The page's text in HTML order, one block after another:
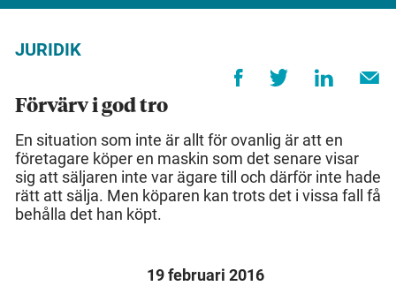
JURIDIK
Förvärv i god tro
En situation som inte är allt för ovanlig är att en
företagare köper en maskin som det senare visar
sig att säljaren inte var ägare till och därför inte hade
rätt att sälja. Men köparen kan trots det i vissa fall få
behålla det han köpt.
19 februari 2016